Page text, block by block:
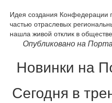
Идея создания Конфедерации
частью отраслевых
нашла живой отклик в
Опубликовано на
Новинки на
Сегодня в